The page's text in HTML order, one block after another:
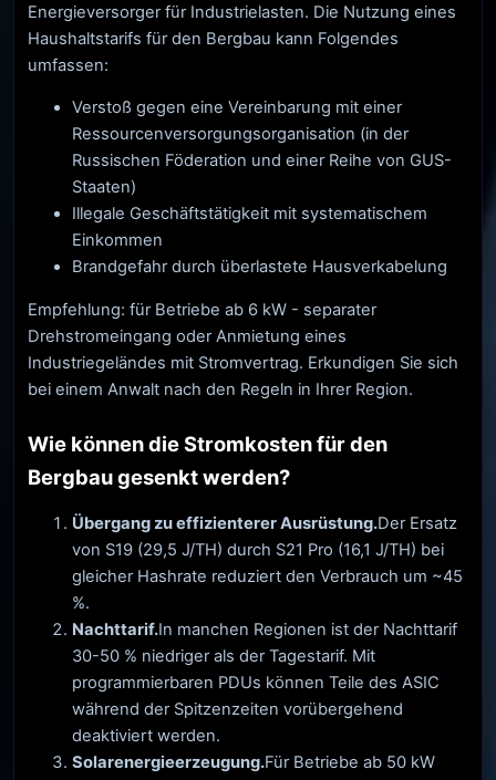
Energieversorger für Industrielasten. Die Nutzung eines
Haushaltstarifs für den Bergbau kann Folgendes
umfassen:
Verstoß gegen eine Vereinbarung mit einer
Ressourcenversorgungsorganisation (in der
Russischen Föderation und einer Reihe von GUS-
Staaten)
Illegale Geschäftstätigkeit mit systematischem
Einkommen
Brandgefahr durch überlastete Hausverkabelung
Empfehlung: für Betriebe ab 6 kW - separater
Drehstromeingang oder Anmietung eines
Industriegeländes mit Stromvertrag. Erkundigen Sie sich
bei einem Anwalt nach den Regeln in Ihrer Region.
Wie können die Stromkosten für den
Bergbau gesenkt werden?
Übergang zu effizienterer Ausrüstung.Der Ersatz
von S19 (29,5 J/TH) durch S21 Pro (16,1 J/TH) bei
gleicher Hashrate reduziert den Verbrauch um ~45
%.
Nachttarif.In manchen Regionen ist der Nachttarif
30-50 % niedriger als der Tagestarif. Mit
programmierbaren PDUs können Teile des ASIC
während der Spitzenzeiten vorübergehend
deaktiviert werden.
Solarenergieerzeugung.Für Betriebe ab 50 kW